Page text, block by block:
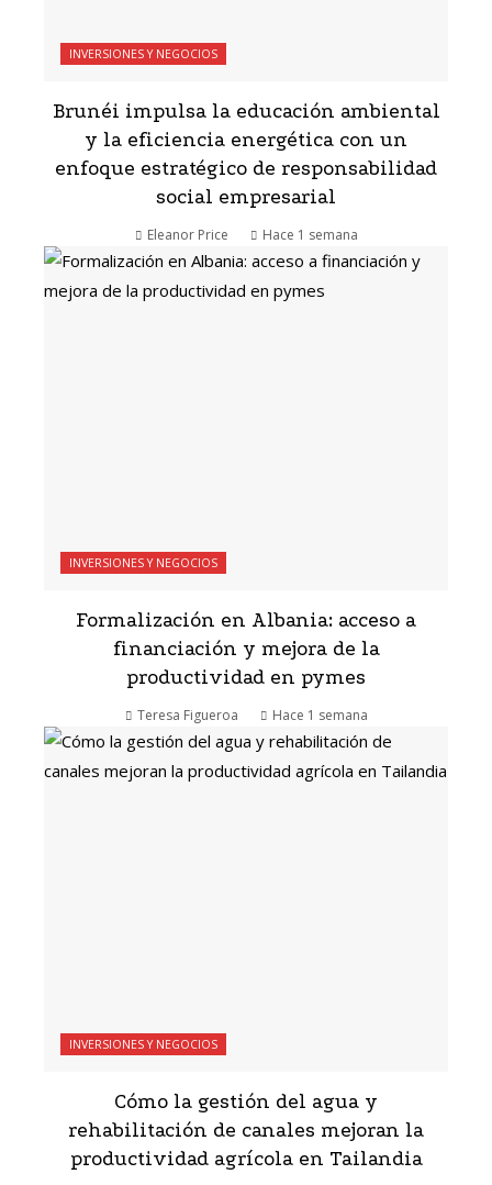
INVERSIONES Y NEGOCIOS
Brunéi impulsa la educación ambiental
y la eficiencia energética con un
enfoque estratégico de responsabilidad
social empresarial
Eleanor Price Hace 1 semana
INVERSIONES Y NEGOCIOS
Formalización en Albania: acceso a
financiación y mejora de la
productividad en pymes
Teresa Figueroa Hace 1 semana
INVERSIONES Y NEGOCIOS
Cómo la gestión del agua y
rehabilitación de canales mejoran la
productividad agrícola en Tailandia